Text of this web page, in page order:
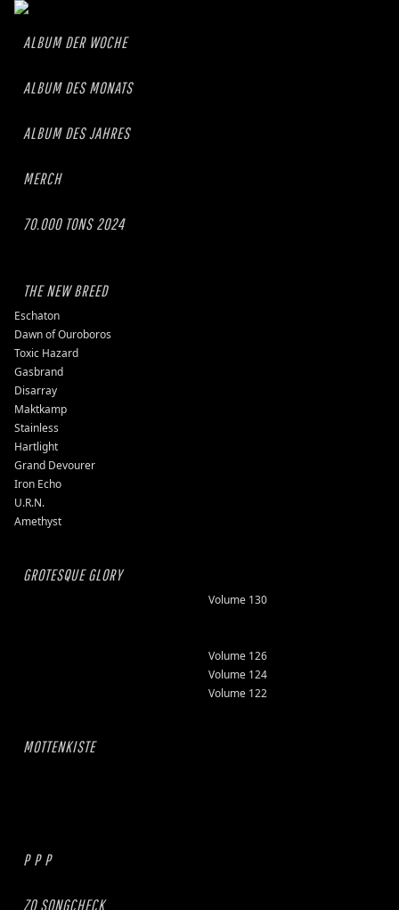
ALBUM DER WOCHE
ALBUM DES MONATS
ALBUM DES JAHRES
MERCH
70.000 TONS 2024
THE NEW BREED
Eschaton
Dawn of Ouroboros
Toxic Hazard
Gasbrand
Disarray
Maktkamp
Stainless
Hartlight
Grand Devourer
Iron Echo
U.R.N.
Amethyst
GROTESQUE GLORY
Volume 130
Volume 126
Volume 124
Volume 122
MOTTENKISTE
P P P
ZO SONGCHECK